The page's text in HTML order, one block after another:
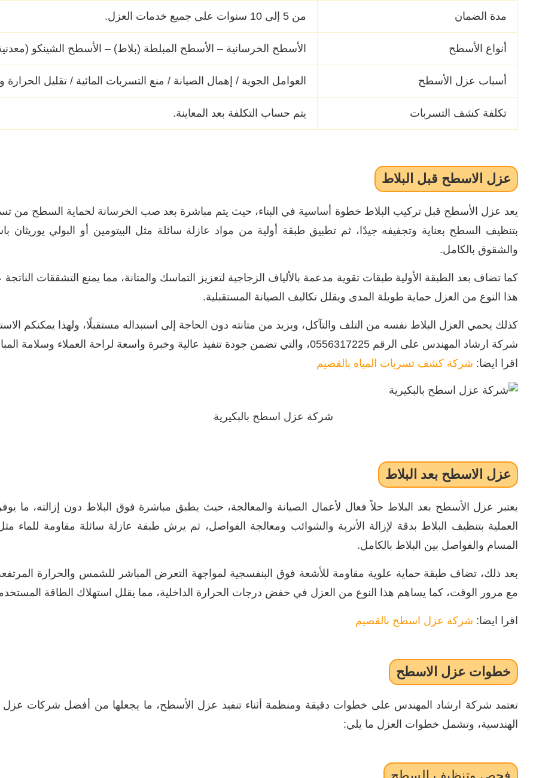
مدة الضمان من 5 إلى 10 سنوات على جميع خدمات العزل.
أنواع الأسطح الأسطح الخرسانية – الأسطح المبلطة (بلاط) – الأسطح الشينكو
أسباب عزل الأسطح العوامل الجوية / إهمال الصيانة / منع التسربات المائية / تقليل
تكلفة كشف التسربات يتم حساب التكلفة بعد المعاينة.
عزل الاسطح قبل البلاط
يعد عزل الأسطح قبل تركيب البلاط خطوة أساسية في البناء، حيث يتم مباشرة بعد صب الخرسانة لحماية السطح من تسرب
بتنظيف السطح بعناية وتجفيفه جيدًا، ثم تطبيق طبقة أولية من مواد عازلة سائلة مثل البيتومين أو البولي يوريثان
والشقوق بالكامل.
كما تضاف بعد الطبقة الأولية طبقات تقوية مدعمة بالألياف الزجاجية لتعزيز التماسك والمتانة، مما يمنع التشققات
هذا النوع من العزل حماية طويلة المدى ويقلل تكاليف الصيانة المستقبلية.
كذلك يحمي العزل البلاط نفسه من التلف والتآكل، ويزيد من متانته دون الحاجة إلى استبداله مستقبلًا، ولهذا يمكنكم
شركة ارشاد المهندس على الرقم 0556317225، والتي تضمن جودة تنفيذ عالية وخبرة واسعة لراحة العملاء وسلامة المباني.
اقرا ايضا: شركة كشف تسربات المياه بالقصيم
شركة عزل اسطح بالبكيرية
عزل الاسطح بعد البلاط
يعتبر عزل الأسطح بعد البلاط حلاً فعال لأعمال الصيانة والمعالجة، حيث يطبق مباشرة فوق البلاط دون إزالته، ما يوفر
العملية بتنظيف البلاط بدقة لإزالة الأتربة والشوائب ومعالجة الفواصل، ثم يرش طبقة عازلة سائلة مقاومة للماء
المسام والفواصل بين البلاط بالكامل.
بعد ذلك، تضاف طبقة حماية علوية مقاومة للأشعة فوق البنفسجية لمواجهة التعرض المباشر للشمس والحرارة
مع مرور الوقت، كما يساهم هذا النوع من العزل في خفض درجات الحرارة الداخلية، مما يقلل استهلاك الطاقة
اقرا ايضا: شركة عزل اسطح بالقصيم
خطوات عزل الاسطح
تعتمد شركة ارشاد المهندس على خطوات دقيقة ومنظمة أثناء تنفيذ عزل الأسطح، ما يجعلها من أفضل شركات عزل
الهندسية، وتشمل خطوات العزل ما يلي: